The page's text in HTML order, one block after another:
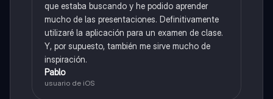
que estaba buscando y he podido aprender
mucho de las presentaciones. Definitivamente
utilizaré la aplicación para un examen de clase.
Y, por supuesto, también me sirve mucho de
inspiración.
Pablo
usuario de iOS